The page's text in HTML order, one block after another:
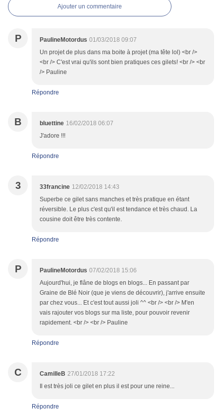
Ajouter un commentaire
P PaulineMotordus 01/03/2018 09:07
Un projet de plus dans ma boite à projet (ma tête lol) <br />
<br /> C'est vrai qu'ils sont bien pratiques ces gilets! <br /> <br
/> Pauline
Répondre
B bluettine 16/02/2018 06:07
J'adore !!!
Répondre
3 33francine 12/02/2018 14:43
Superbe ce gilet sans manches et très pratique en étant
réversible. Le plus c'est qu'il est tendance et très chaud. La
cousine doit être très contente.
Répondre
P PaulineMotordus 07/02/2018 15:06
Aujourd'hui, je flâne de blogs en blogs... En passant par
Graine de Blé Noir (que je viens de découvrir), j'arrive ensuite
par chez vous... Et c'est tout aussi joli ^^ <br /> <br /> M'en
vais rajouter vos blogs sur ma liste, pour pouvoir revenir
rapidement. <br /> <br /> Pauline
Répondre
C CamilleB 27/01/2018 17:22
Il est très joli ce gilet en plus il est pour une reine...
Répondre